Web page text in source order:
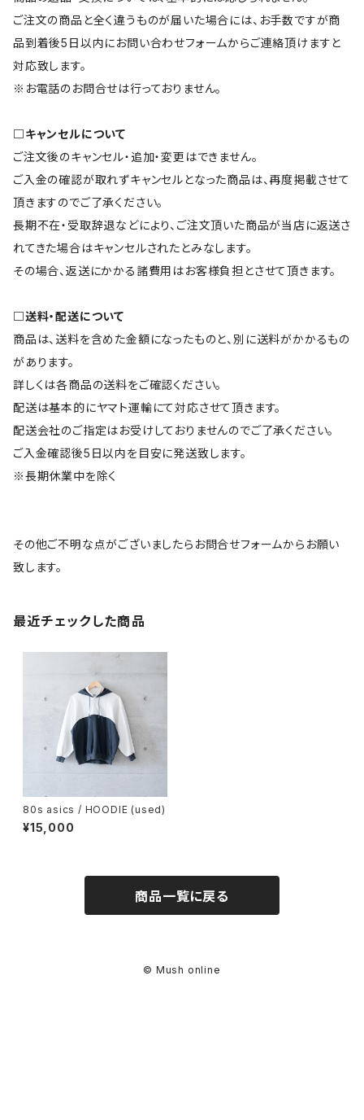
ご注文の商品と全く違うものが届いた場合には、お手数ですが商
品到着後5日以内にお問い合わせフォームからご連絡頂けますと
対応致します。
※お電話のお問合せは行っておりません。
□キャンセルについて
ご注文後のキャンセル・追加・変更はできません。
ご入金の確認が取れずキャンセルとなった商品は、再度掲載させて
頂きますのでご了承ください。
長期不在・受取辞退などにより、ご注文頂いた商品が当店に返送さ
れてきた場合はキャンセルされたとみなします。
その場合、返送にかかる諸費用はお客様負担とさせて頂きます。
□送料・配送について
商品は、送料を含めた金額になったものと、別に送料がかかるもの
があります。
詳しくは各商品の送料をご確認ください。
配送は基本的にヤマト運輸にて対応させて頂きます。
配送会社のご指定はお受けしておりませんのでご了承ください。
ご入金確認後5日以内を目安に発送致します。
※長期休業中を除く
その他ご不明な点がございましたらお問合せフォームからお願い
致します。
最近チェックした商品
80s asics / HOODIE (used)
¥15,000
商品一覧に戻る
© Mush online